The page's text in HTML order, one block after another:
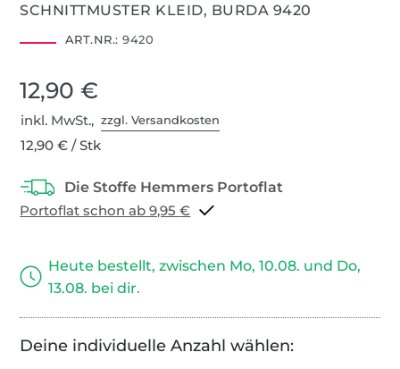
SCHNITTMUSTER KLEID, BURDA 9420
ART.NR.: 9420
12,90 €
inkl. MwSt.,zzgl. Versandkosten
12,90 € / Stk
Portoflat schon ab 9,95 €
Heute bestellt, zwischen Mo, 10.08. und Do,
13.08. bei dir.
Deine individuelle Anzahl wählen: